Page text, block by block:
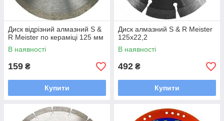
Диск відрізний алмазний S &
R Meister по кераміці 125 мм
В наявності
159 ₴
Купити
Диск алмазний S & R Meister
125x22,2
В наявності
492 ₴
Купити